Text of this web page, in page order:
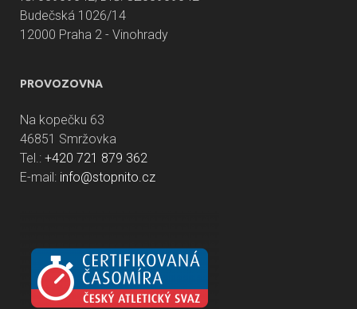
Budečská 1026/14
12000 Praha 2 - Vinohrady
PROVOZOVNA
Na kopečku 63
46851 Smržovka
Tel.: +420 721 879 362
E-mail: info@stopnito.cz